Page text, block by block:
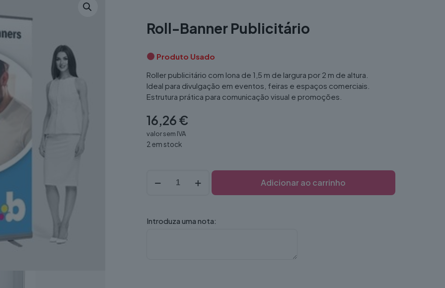
Roll-Banner Publicitário
Produto Usado
Roller publicitário com lona de 1,5 m de largura por 2 m de altura.
Ideal para divulgação em eventos, feiras e espaços comerciais.
Estrutura prática para comunicação visual e promoções.
16,26€
valor sem IVA
2 em stock
de
Publicitário
Adicionar ao carrinho
Introduza uma nota: